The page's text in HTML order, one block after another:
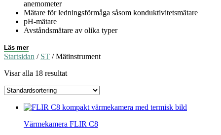
anemometer
Mätare för ledningsförmåga såsom konduktivitetsmätare
pH-mätare
Avståndsmätare av olika typer
Läs mer
Startsidan / ST / Mätinstrument
Visar alla 18 resultat
Värmekamera FLIR C8